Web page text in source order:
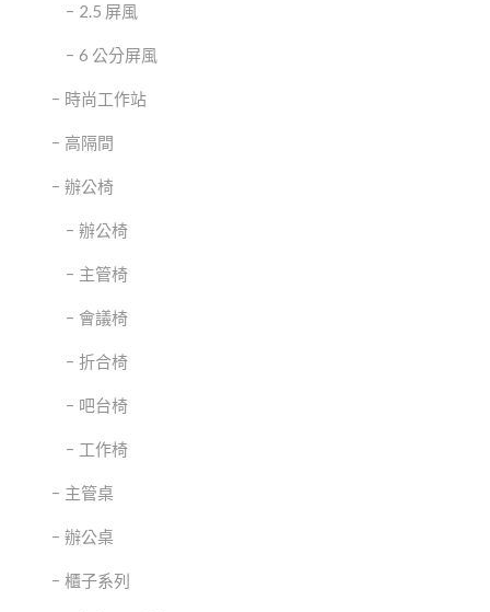
2.5 屏風
6 公分屏風
時尚工作站
高隔間
辦公椅
辦公椅
主管椅
會議椅
折合椅
吧台椅
工作椅
主管桌
辦公桌
櫃子系列